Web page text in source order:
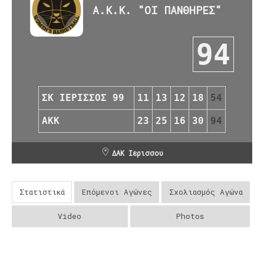
Α.Κ.Κ. "ΟΙ ΠΑΝΘΗΡΕΣ"
94
ΣΚ ΙΕΡΙΣΣΟΣ 99 11 13 12 18 54
ΑΚΚ 23 25 16 30 94
ΔΑΚ Ιερισσου
Στατιστικά Επόμενοι Αγώνες Σχολιασμός Αγώνα
Video Photos